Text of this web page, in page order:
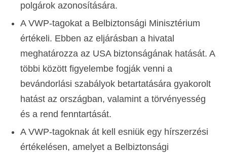
polgárok azonosítására.
A VWP-tagokat a Belbiztonsági Minisztérium
értékeli. Ebben az eljárásban a hivatal
meghatározza az USA biztonságának hatását. A
többi között figyelembe fogják venni a
bevándorlási szabályok betartatására gyakorolt
hatást az országban, valamint a törvényesség
és a rend fenntartását.
A VWP-tagoknak át kell esniük egy hírszerzési
értékelésen, amelyet a Belbiztonsági